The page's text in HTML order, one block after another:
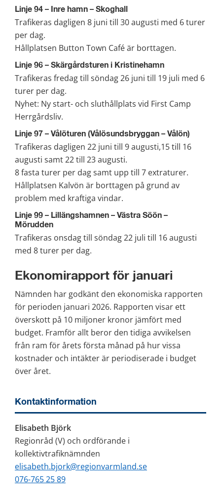
Linje 94 – Inre hamn – Skoghall
Trafikeras dagligen 8 juni till 30 augusti med 6 turer
per dag.
Hållplatsen Button Town Café är borttagen.
Linje 96 – Skärgårdsturen i Kristinehamn
Trafikeras fredag till söndag 26 juni till 19 juli med 6
turer per dag.
Nyhet: Ny start- och sluthållplats vid First Camp
Herrgårdsliv.
Linje 97 – Vålöturen (Vålösundsbryggan – Vålön)
Trafikeras dagligen 22 juni till 9 augusti,15 till 16
augusti samt 22 till 23 augusti.
8 fasta turer per dag samt upp till 7 extraturer.
Hållplatsen Kalvön är borttagen på grund av
problem med kraftiga vindar.
Linje 99 – Lillängshamnen – Västra Söön –
Mörudden
Trafikeras onsdag till söndag 22 juli till 16 augusti
med 8 turer per dag.
Ekonomirapport för januari
Nämnden har godkänt den ekonomiska rapporten
för perioden januari 2026. Rapporten visar ett
överskott på 10 miljoner kronor jämfört med
budget. Framför allt beror den tidiga avvikelsen
från ram för årets första månad på hur vissa
kostnader och intäkter är periodiserade i budget
över året.
Kontaktinformation
Elisabeth Björk
Regionråd (V) och ordförande i
kollektivtrafiknämnden
elisabeth.bjork@regionvarmland.se
076-765 25 89